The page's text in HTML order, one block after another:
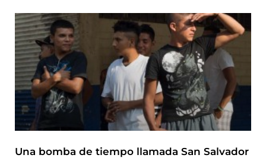
Una bomba de tiempo llamada San Salvador